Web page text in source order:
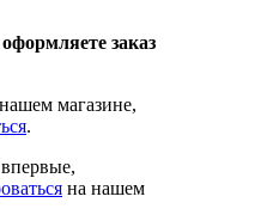
заказ
магазине,
.
на нашем